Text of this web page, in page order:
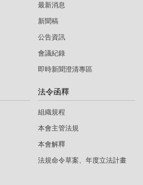
最新消息
新聞稿
公告資訊
會議紀錄
即時新聞澄清專區
法令函釋
組織規程
本會主管法規
本會解釋
法規命令草案、年度立法計畫